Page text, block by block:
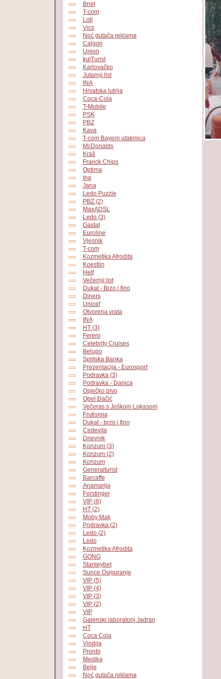
Bnet
T-com
Lidl
Vics
Noć gutača reklama
Calgon
Union
kulTurist
Karlovačko
Jutarnji list
INA
Hrvatska lutrija
Coca-Cola
T-Mobile
PSK
PBZ
Kava
T-com Bayern utakmica
McDonalds
Kraš
Franck Chips
Optima
Ina
Jana
Ledo Puzzle
PBZ (2)
MaxADSL
Ledo (3)
Gastal
Euroline
Vjesnik
T-com
Kozmetika Afrodita
Koestlin
Helf
Večernji list
Dukat - Brzo i fino
Diners
Unicef
Otvorena vrata
INA
HT (3)
Ferero
Celebrity Cruises
Belupo
Splitska Banka
Prezentacija - Eurosport
Podravka (3)
Podravka - Danica
Osječko pivo
Opel Đačić
Večeras s Joškom Lokasom
Frutisima
Dukat - brzo i fino
Cedevita
Dnevnik
Konzum (3)
Konzum (2)
Konzum
Generalturist
Barcaffe
Anamarija
Forstinger
VIP (6)
HT (2)
Moby Mak
Podravka (2)
Ledo (2)
Ledo
Kozmetika Afrodita
GONG
Stanleybet
Sunce Osiguranje
VIP (5)
VIP (4)
VIP (3)
VIP (2)
VIP
Galenski laboratorij Jadran
HT
Coca Cola
Vindija
Pronto
Medika
Belje
Noć gutača reklama